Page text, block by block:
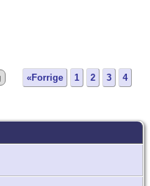
«Forrige 1 2 3
4